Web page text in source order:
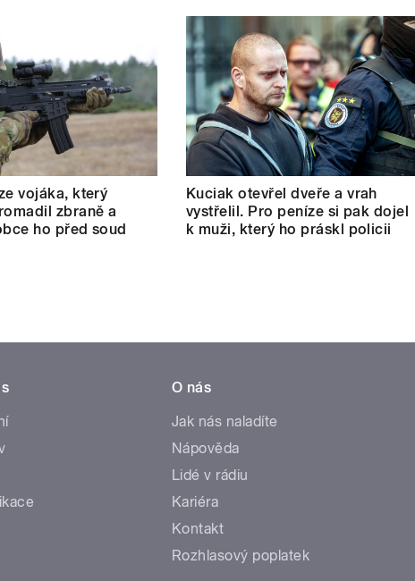
vojáka, který
zbraně a
ho před soud
Kuciak otevřel dveře a vrah
vystřelil. Pro peníze si pak dojel
k muži, který ho práskl policii
O nás
Jak nás naladíte
Nápověda
Lidé v rádiu
Kariéra
Kontakt
Rozhlasový poplatek